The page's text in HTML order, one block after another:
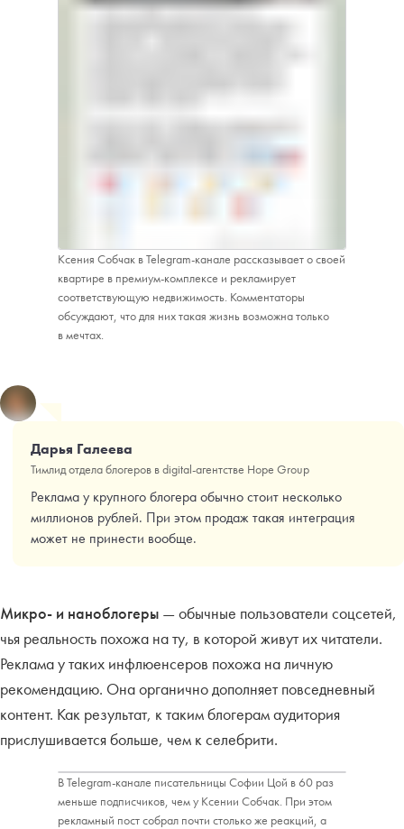
Ксения Собчак в Telegram-канале рассказывает о своей
квартире в премиум-комплексе и рекламирует
соответствующую недвижимость. Комментаторы
обсуждают, что для них такая жизнь возможна только
в мечтах.
Дарья Галеева
Тимлид отдела блогеров в digital-агентстве Hope Group
Реклама у крупного блогера обычно стоит несколько
миллионов рублей. При этом продаж такая интеграция
может не принести вообще.
Микро- и наноблогеры — обычные пользователи соцсетей,
чья реальность похожа на ту, в которой живут их читатели.
Реклама у таких инфлюенсеров похожа на личную
рекомендацию. Она органично дополняет повседневный
контент. Как результат, к таким блогерам аудитория
прислушивается больше, чем к селебрити.
В Telegram-канале писательницы Софии Цой в 60 раз
меньше подписчиков, чем у Ксении Собчак. При этом
рекламный пост собрал почти столько же реакций, а